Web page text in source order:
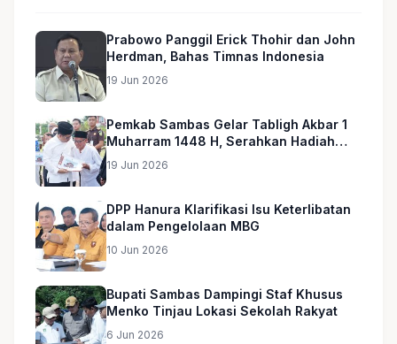
Prabowo Panggil Erick Thohir dan John
Herdman, Bahas Timnas Indonesia
19 Jun 2026
Pemkab Sambas Gelar Tabligh Akbar 1
Muharram 1448 H, Serahkan Hadiah
Umroh untuk Guru Ngaji dan Imam
19 Jun 2026
DPP Hanura Klarifikasi Isu Keterlibatan
dalam Pengelolaan MBG
10 Jun 2026
Bupati Sambas Dampingi Staf Khusus
Menko Tinjau Lokasi Sekolah Rakyat
6 Jun 2026